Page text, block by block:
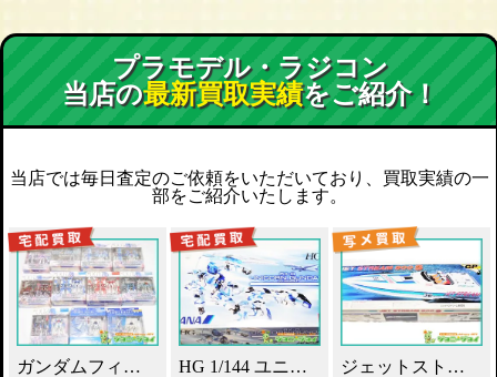
プラモデル・ラジコン
当店の最新買取実績をご紹介！
当店では毎日査定のご依頼をいただいており、買取実績の一
部をご紹介いたします。
ガンダムフィックスフィギュレーション GFF おまとめ買取！ HG 1/144 ユニコーンガンダム ANAオリジナルカラー買取！ ジェットストリーム 800S 京商 レーシングボート買取！